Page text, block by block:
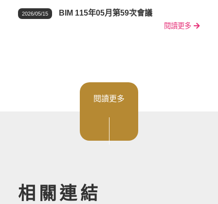
2026/05/15 BIM 115年05月第59次會議
閱讀更多
閱讀更多
相關連結